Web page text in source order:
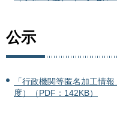
公示
「行政機関等匿名加工情
度）（PDF：142KB）